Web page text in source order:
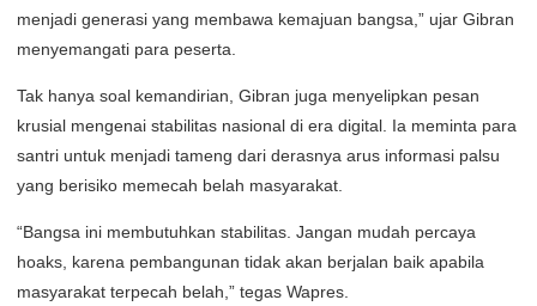
menjadi generasi yang membawa kemajuan bangsa,” ujar Gibran
menyemangati para peserta.
Tak hanya soal kemandirian, Gibran juga menyelipkan pesan
krusial mengenai stabilitas nasional di era digital. Ia meminta para
santri untuk menjadi tameng dari derasnya arus informasi palsu
yang berisiko memecah belah masyarakat.
“Bangsa ini membutuhkan stabilitas. Jangan mudah percaya
hoaks, karena pembangunan tidak akan berjalan baik apabila
masyarakat terpecah belah,” tegas Wapres.